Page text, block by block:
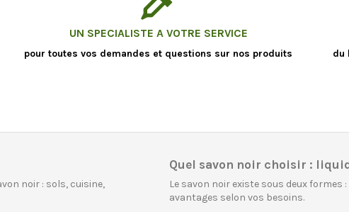
UN SPECIALISTE A VOTRE SERVICE
pour toutes vos demandes et questions sur nos produits du
noir : sols, cuisine,
Quel savon noir choisir :
Le savon noir existe sous deux formes
avantages selon vos besoins.